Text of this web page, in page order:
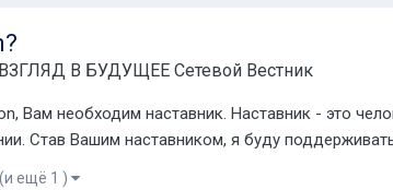
ВЗГЛЯД В БУДУЩЕЕ Сетевой Вестник
Вам необходим наставник. Наставник - это
Став Вашим наставником, я буду
(и ещё 1 )